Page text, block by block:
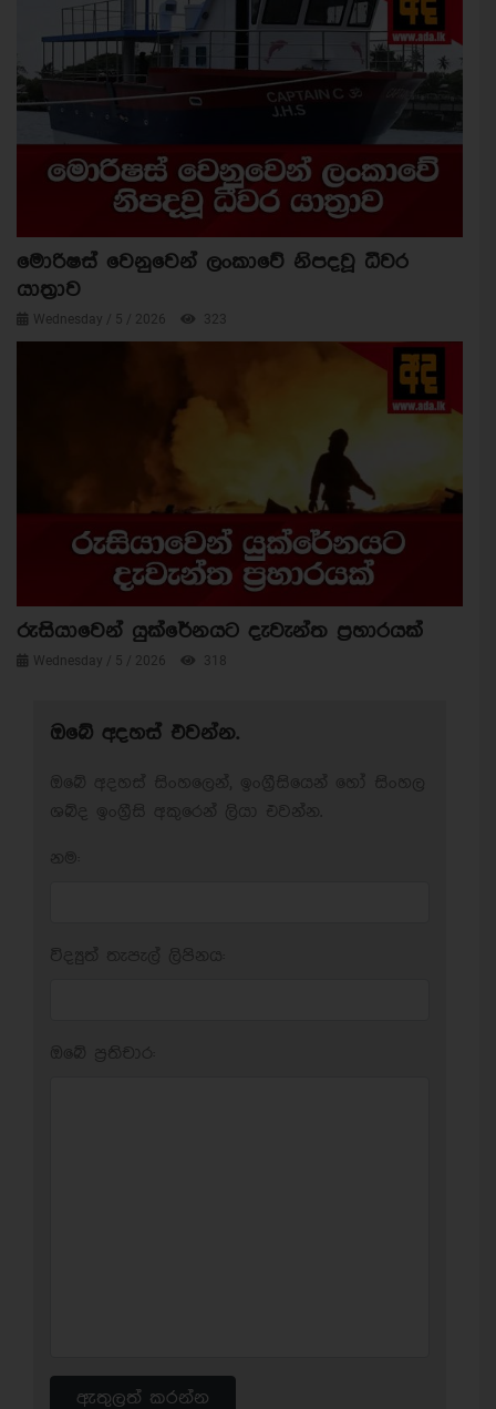
මොරිෂස් වෙනුවෙන් ලංකාවේ නිපදවූ ධීවර
යාත්‍රාව
Wednesday / 5 / 2026 323
රුසියාවෙන් යුක්රේනයට දැවැන්ත ප්‍රහාරයක්
Wednesday / 5 / 2026 318
ඔබේ අදහස් එවන්න.
ඇතුලත් කරන්න